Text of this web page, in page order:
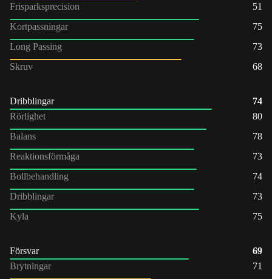
Frisparksprecision
51
Kortpassningar
75
Long Passing
73
Skruv
68
Dribblingar
74
Rörlighet
80
Balans
78
Reaktionsförmåga
73
Bollbehandling
74
Dribblingar
73
Kyla
75
Försvar
69
Brytningar
71